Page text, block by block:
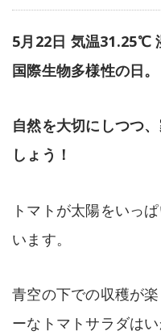
5月22日 気温31.25℃
国際生物多様性の日。
自然を大切にしつつ
しょう！
トマトが太陽をいっ
います。
青空の下での収穫が
ーなトマトサラダは